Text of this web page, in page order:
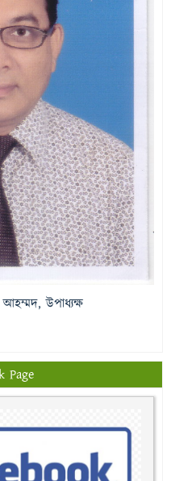
আহম্মদ, উপাধ্যক্ষ
Page